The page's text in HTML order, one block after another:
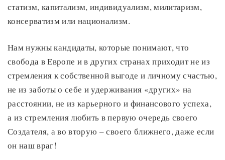
статизм, капитализм, индивидуализм, милитаризм,
консерватизм или национализм.
Нам нужны кандидаты, которые понимают, что
свобода в Европе и в других странах приходит не из
стремления к собственной выгоде и личному счастью,
не из заботы о себе и удерживания «других» на
расстоянии, не из карьерного и финансового успеха,
а из стремления любить в первую очередь своего
Создателя, а во вторую – своего ближнего, даже если
он наш враг!